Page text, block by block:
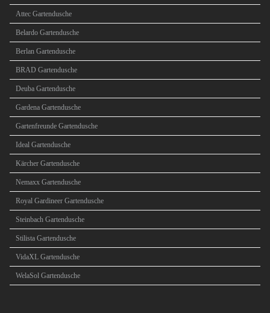
Attec Gartendusche
Belardo Gartendusche
Berlan Gartendusche
BRAD Gartendusche
Deuba Gartendusche
Gardena Gartendusche
Gartenfreunde Gartendusche
Ideal Gartendusche
Kärcher Gartendusche
Nemaxx Gartendusche
Royal Gardineer Gartendusche
Steinbach Gartendusche
Stilista Gartendusche
VidaXL Gartendusche
WelaSol Gartendusche